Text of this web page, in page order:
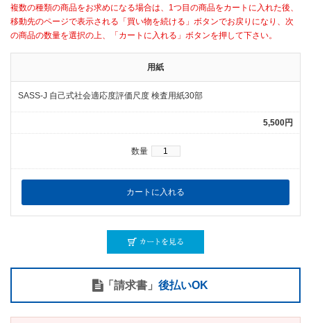
複数の種類の商品をお求めになる場合は、1つ目の商品をカートに入れた後、
移動先のページで表示される「買い物を続ける」ボタンでお戻りになり、次
の商品の数量を選択の上、「カートに入れる」ボタンを押して下さい。
用紙
SASS-J 自己式社会適応度評価尺度 検査用紙30部
5,500円
数量
「請求書」 後払いOK